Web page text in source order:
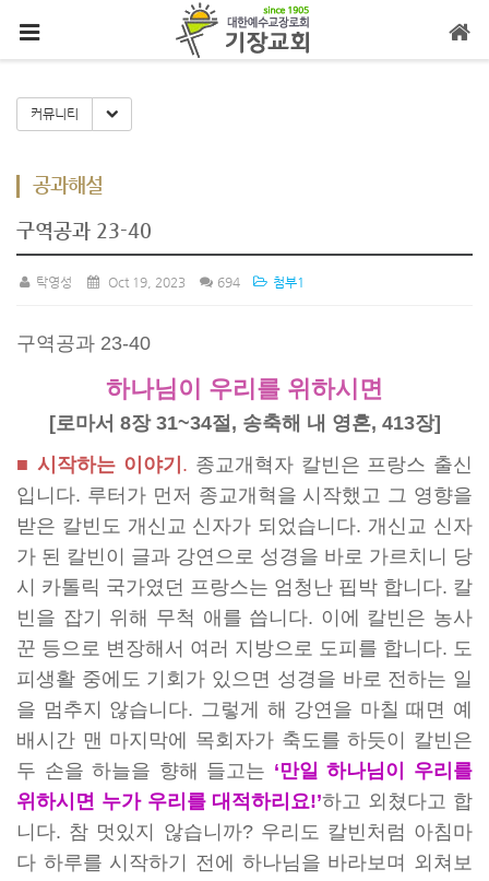
커뮤니티 Toggle Dropdown
공과해설
구역공과 23-40
탁영성 Oct 19, 2023 694 첨부1
구역공과 23-40
하나님이 우리를 위하시면
[로마서 8장 31~34절, 송축해 내 영혼, 413장]
■ 시작하는 이야기 . 종교개혁자 칼빈은 프랑스 출신
입니다. 루터가 먼저 종교개혁을 시작했고 그 영향을
받은 칼빈도 개신교 신자가 되었습니다. 개신교 신자
가 된 칼빈이 글과 강연으로 성경을 바로 가르치니 당
시 카톨릭 국가였던 프랑스는 엄청난 핍박 합니다. 칼
빈을 잡기 위해 무척 애를 씁니다. 이에 칼빈은 농사
꾼 등으로 변장해서 여러 지방으로 도피를 합니다. 도
피생활 중에도 기회가 있으면 성경을 바로 전하는 일
을 멈추지 않습니다. 그렇게 해 강연을 마칠 때면 예
배시간 맨 마지막에 목회자가 축도를 하듯이 칼빈은
두 손을 하늘을 향해 들고는 ‘만일 하나님이 우리를
위하시면 누가 우리를 대적하리요!’하고 외쳤다고 합
니다. 참 멋있지 않습니까? 우리도 칼빈처럼 아침마
다 하루를 시작하기 전에 하나님을 바라보며 외쳐보